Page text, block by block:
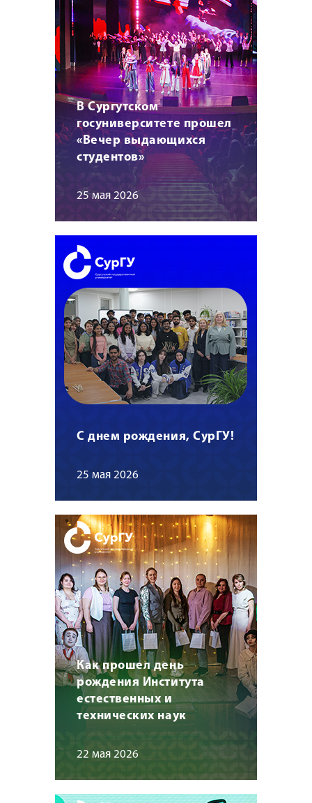
В Сургутском
госуниверситете прошел
«Вечер выдающихся
студентов»
25 мая 2026
С днем рождения, СурГУ!
25 мая 2026
Как прошел день
рождения Института
естественных и
технических наук
22 мая 2026